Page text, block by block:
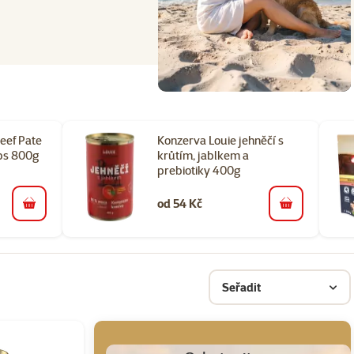
Pate
800g
do košíku
Konzerva Louie jehněčí s
krůtím, jablkem a
prebiotiky 400g
od 54 Kč do košíku
Seřadit